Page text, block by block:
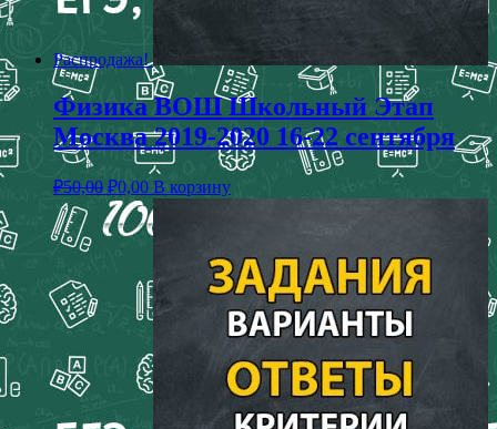
Распродажа!
Физика ВОШ Школьный Этап
Москва 2019-2020 16-22 сентября
₽50,00 ₽0,00 В корзину